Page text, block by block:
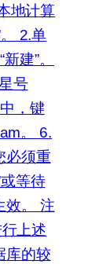
地计算
2.单
建”。
号
，键
。 6.
必须重
等待
效。 注
上述
库的较